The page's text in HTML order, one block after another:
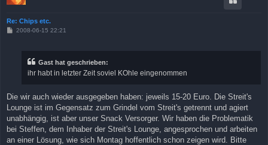
Re: Chips etc.
B2008-06-15 22:21
Gast hat geschrieben:
ihr habt in letzter Zeit soviel KOhle eingenommen
Die wir auch wieder ausgegeben haben: jeweils 15-20 Euro. Die Streit's
Lounge ist im Gegensatz zum Grindel vom Streit's getrennt und agiert
unabhängig, ist aber unser Snack Versorger. Wir haben die Problematik
bei Steffen, dem Inhaber der Streit's Lounge, angesprochen und arbeiten
an einer Lösung, wie sich Montag hoffentlich schon zeigen wird. Bitte